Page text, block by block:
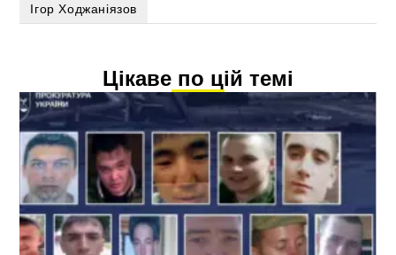
Ігор Ходжаніязов
Цікаве по цій темі